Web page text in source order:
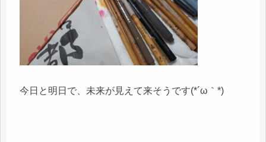
今日と明日で、未来が見えて来そうです(*´ω｀*)